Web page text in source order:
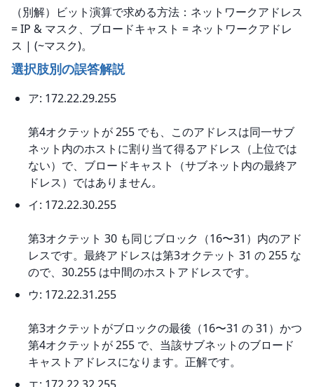
（別解）ビット演算で求める方法：ネットワークアドレス
= IP & マスク、ブロードキャスト = ネットワークアドレ
ス | (~マスク)。
選択肢別の誤答解説
ア: 172.22.29.255
第4オクテットが 255 でも、このアドレスは同一サブ
ネット内のホストに割り当て得るアドレス（上位では
ない）で、ブロードキャスト（サブネット内の最終ア
ドレス）ではありません。
イ: 172.22.30.255
第3オクテット 30 も同じブロック（16〜31）内のアド
レスです。最終アドレスは第3オクテット 31 の 255 な
ので、30.255 は中間のホストアドレスです。
ウ: 172.22.31.255
第3オクテットがブロックの最後（16〜31 の 31）かつ
第4オクテットが 255 で、当該サブネットのブロード
キャストアドレスになります。正解です。